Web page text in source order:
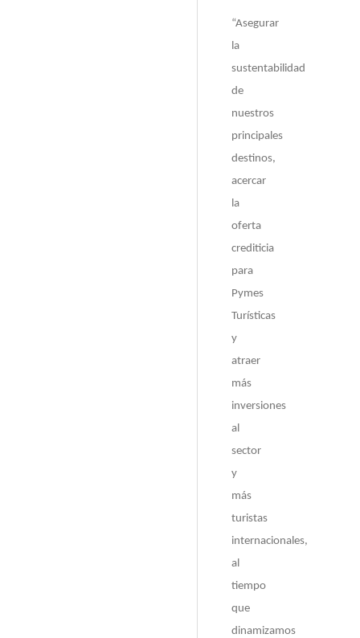
“Asegurar
la
sustentabilidad
de
nuestros
principales
destinos,
acercar
la
oferta
crediticia
para
Pymes
Turísticas
y
atraer
más
inversiones
al
sector
y
más
turistas
internacionales,
al
tiempo
que
dinamizamos